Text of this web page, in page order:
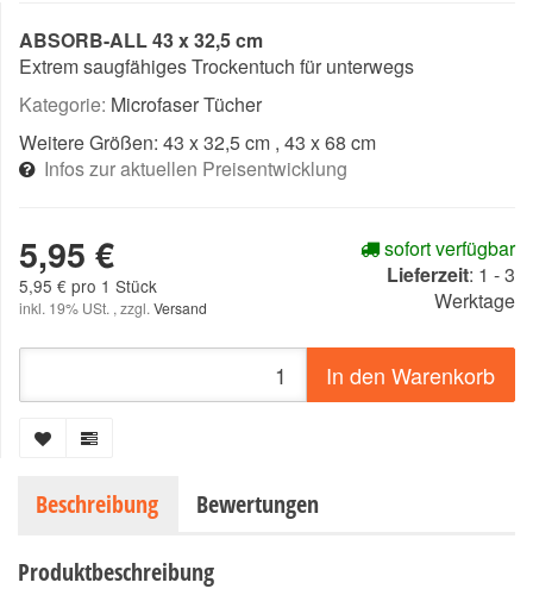
ABSORB-ALL 43 x 32,5 cm
Extrem saugfähiges Trockentuch für unterwegs
Kategorie: Microfaser Tücher
Weitere Größen: 43 x 32,5 cm , 43 x 68 cm
Infos zur aktuellen Preisentwicklung
5,95 €
5,95 € pro 1 Stück
inkl. 19% USt. , zzgl. Versand
sofort verfügbar
Lieferzeit: 1 - 3
Werktage
In den Warenkorb
Beschreibung Bewertungen
Produktbeschreibung